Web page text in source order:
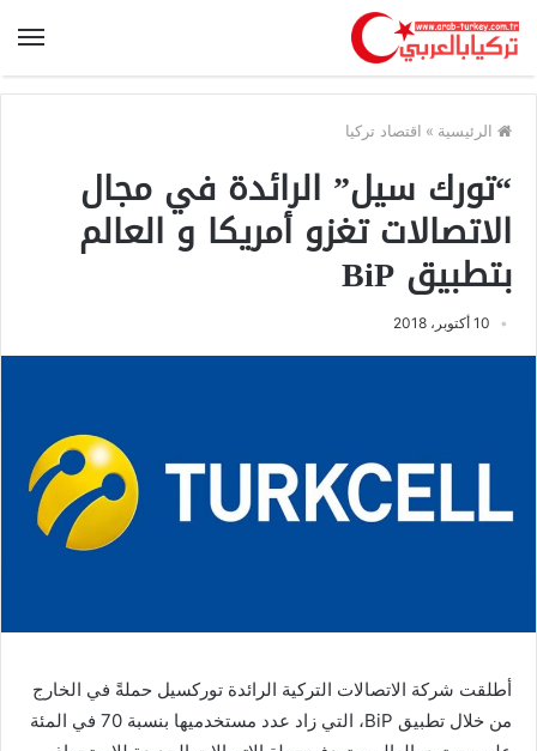
الرئيسية » اقتصاد تركيا
“تورك سيل” الرائدة في مجال
الاتصالات تغزو أمريكا و العالم
بتطبيق BiP
10 أكتوبر، 2018
أطلقت شركة الاتصالات التركية الرائدة توركسيل حملةً في الخارج
من خلال تطبيق BiP، التي زاد عدد مستخدميها بنسبة 70 في المئة